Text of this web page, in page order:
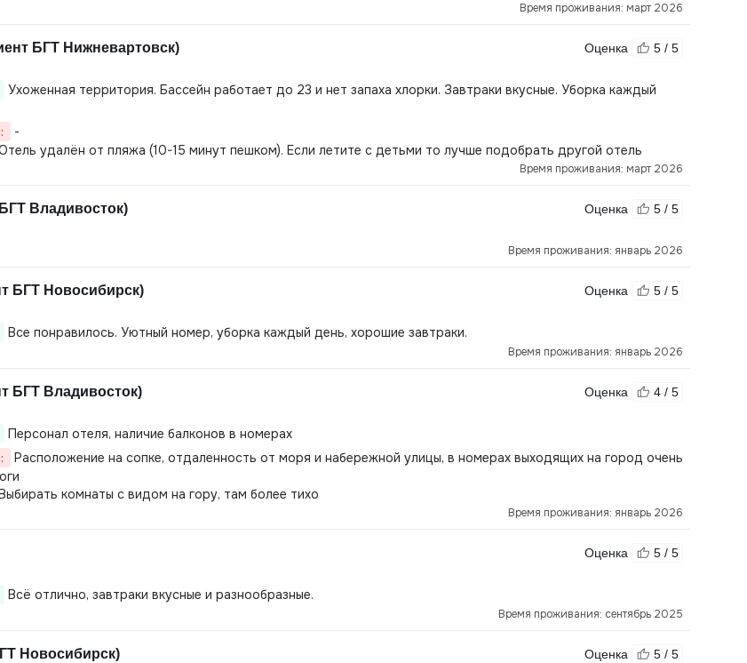
Время проживания: март 2026
БГТ Нижневартовск) Оценка 5 / 5
Ухоженная территория. Бассейн работает до 23 и нет запаха хлорки. Завтраки вкусные. Уборка каждый
-
удалён от пляжа (10-15 минут пешком). Если летите с детьми то лучше подобрать другой отель
Время проживания: март 2026
Владивосток) Оценка 5 / 5
Время проживания: январь 2026
БГТ Новосибирск) Оценка 5 / 5
Все понравилось. Уютный номер, уборка каждый день, хорошие завтраки.
Время проживания: январь 2026
БГТ Владивосток) Оценка 4 / 5
Персонал отеля, наличие балконов в номерах
Расположение на сопке, отдаленность от моря и набережной улицы, в номерах выходящих на город очень
комнаты с видом на гору, там более тихо
Время проживания: январь 2026
Оценка 5 / 5
Всё отлично, завтраки вкусные и разнообразные.
Время проживания: сентябрь 2025
Новосибирск) Оценка 5 / 5